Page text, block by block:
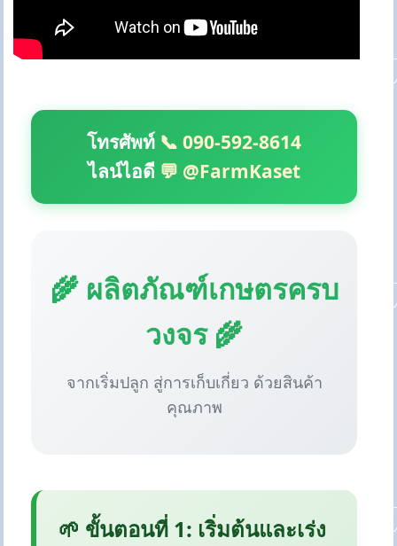
โทรศัพท์ 📞 090-592-8614
ไลน์ไอดี 💬 @FarmKaset
🌾 ผลิตภัณฑ์เกษตรครบ
วงจร 🌾
จากเริ่มปลูก สู่การเก็บเกี่ยว ด้วยสินค้า
คุณภาพ
🌱 ขั้นตอนที่ 1: เริ่มต้นและเร่ง